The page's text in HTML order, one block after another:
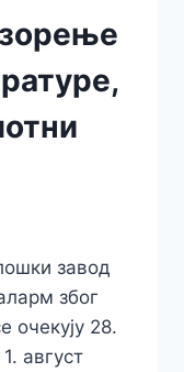
завод
због
очекују 28.
август